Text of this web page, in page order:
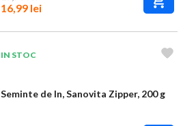
16,99 lei
IN STOC
Seminte de In, Sanovita Zipper, 200 g